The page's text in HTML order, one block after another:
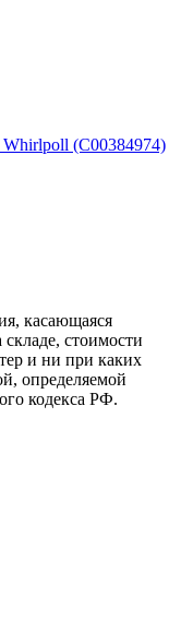
Whirlpoll (C00384974)
касающаяся
стоимости
и ни при каких
определяемой
кодекса РФ.